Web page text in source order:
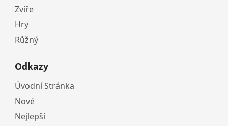
Zvíře
Hry
Růžný
Odkazy
Úvodní Stránka
Nové
Nejlepší